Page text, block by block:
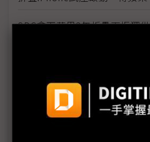
SDC拿下蘋果3年折疊面板獨
蘋果折疊iPhone生產狀況說